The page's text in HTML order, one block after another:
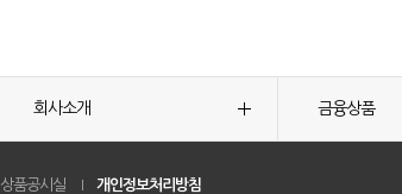
회사소개 금융상품
상품공시실 개인정보처리방침